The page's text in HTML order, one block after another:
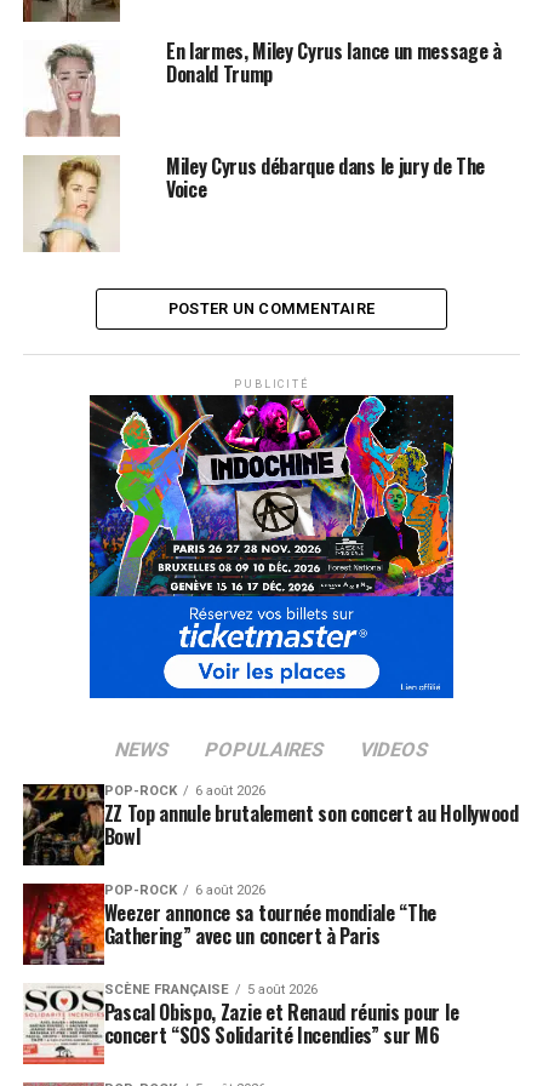
SUJETS ASSOCIÉS:
En larmes, Miley Cyrus lance un message à
Donald Trump
Miley Cyrus débarque dans le jury de The
Voice
POSTER UN COMMENTAIRE
PUBLICITÉ
NEWS POPULAIRES VIDEOS
POP-ROCK 6 août 2026
ZZ Top annule brutalement son concert au Hollywood
Bowl
POP-ROCK 6 août 2026
Weezer annonce sa tournée mondiale “The
Gathering” avec un concert à Paris
SCÈNE FRANÇAISE 5 août 2026
Pascal Obispo, Zazie et Renaud réunis pour le
concert “SOS Solidarité Incendies” sur M6